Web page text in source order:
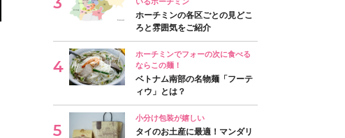
ホーチミンの各区ごとの見どこ
ろと雰囲気をご紹介
ホーチミンでフォーの次に食べる
ならこの麺！
ベトナム南部の名物麺「フーテ
ィウ」とは？
小分け包装が嬉しい
タイのお土産に最適！マンダリ